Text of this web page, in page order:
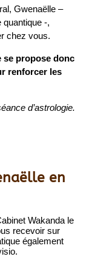
Gwenaëlle –
-,
chez vous.
se propose donc
renforcer les
d’astrologie.
en
Wakanda le
recevoir sur
également